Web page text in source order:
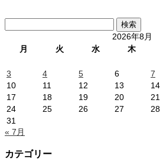
検
索:
2026年8月
月
火 水 木
3
4 5 6 7
10
11 12 13 14
17
18 19 20 21
24
25 26 27 28
31
« 7月
カテゴリー